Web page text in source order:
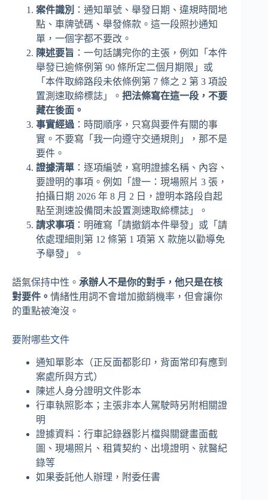
案件識別
：通知單號、舉發日期、違規時間地
點、車牌號碼、舉發條款。這一段照抄通知
單，一個字都不要改。
陳述要旨 ：一句話講完你的主張，例如「本件
舉發已逾條例第 90 條所定二個月期限」或
「本件取締路段未依條例第 7 條之 2 第 3 項設
置測速取締標誌」。 把法條寫在這一段，不要
藏在後面。
事實經過 ：時間順序，只寫與要件有關的事
實。不要寫「我一向遵守交通規則」，那不是
要件。
證據清單 ：逐項編號，寫明證據名稱、內容、
要證明的事項。例如「證一：現場照片 3 張，
拍攝日期 2026 年 8 月 2 日，證明本路段自起
點至測速設備間未設置測速取締標誌」。
請求事項 ：明確寫「請撤銷本件舉發」或「請
依處理細則第 12 條第 1 項第 X 款施以勸導免
予舉發」。
語氣保持中性。 承辦人不是你的對手，他只是在核
對要件。 情緒性用詞不會增加撤銷機率，但會讓你
的重點被淹沒。
要附哪些文件
通知單影本（正反面都影印，背面常印有應到
案處所與方式）
陳述人身分證明文件影本
行車執照影本；主張非本人駕駛時另附相關證
明
證據資料：行車記錄器影片檔與關鍵畫面截
圖、現場照片、租賃契約、出境證明、就醫紀
錄等
如果委託他人辦理，附委任書